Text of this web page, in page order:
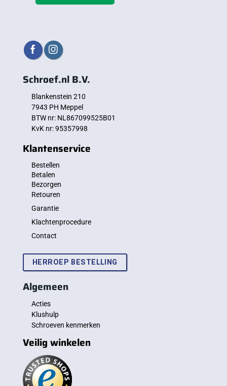
Schroef.nl B.V.
Blankenstein 210
7943 PH Meppel
BTW nr: NL867099525B01
KvK nr: 95357998
Klantenservice
Bestellen
Betalen
Bezorgen
Retouren
Garantie
Klachtenprocedure
Contact
HERROEP BESTELLING
Algemeen
Acties
Klushulp
Schroeven kenmerken
Veilig winkelen